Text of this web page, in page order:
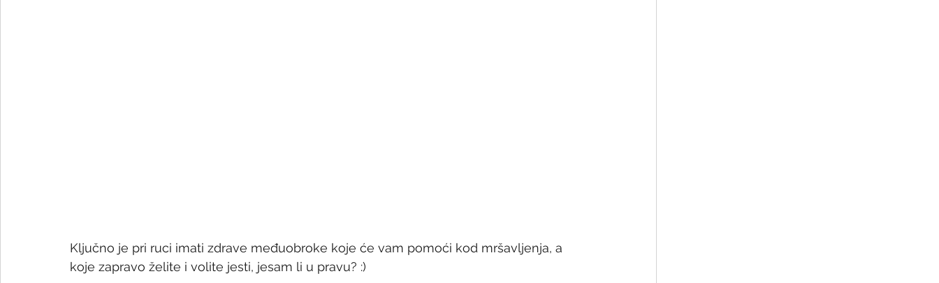
Ključno je pri ruci imati zdrave međuobroke koje će vam pomoći kod mršavljenja, a
koje zapravo želite i volite jesti, jesam li u pravu? :)